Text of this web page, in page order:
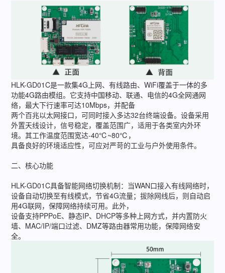
HLK-GD01C是一款集4G上网、有线路由、WiFi覆盖于一体的多
功能4G路由模组。它支持中国移动、联通、电信的4G全网通网
络，最大下行速率可达10Mbps，并配备
两个百兆以太网接口，可同时接入多达32台终端设备。设备采用
外置天线设计，信号稳定，覆盖范围广，适用于各类室内外环
境。其工作温度范围宽达-40℃~80℃，
具备良好的环境适应性，可应对严苛的工业与户外使用条件。
二、核心功能
HLK-GD01C具备智能网络切换机制：当WAN口接入有线网络时，
设备自动切换至有线模式，节省4G流量；拔除网线后，则自动启
用4G联网，保障网络持续可用。此外，
设备支持PPPoE、静态IP、DHCP等多种上网方式，并内置防火
墙、MAC/IP/端口过滤、DMZ等路由器常用功能，保障网络安
全。